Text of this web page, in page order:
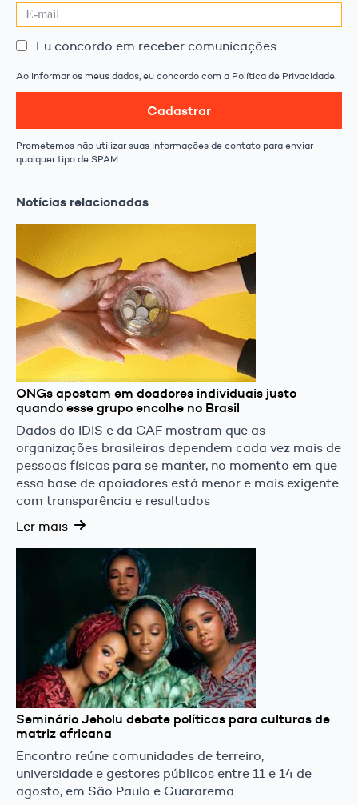
Eu concordo em receber comunicações.
Ao informar os meus dados, eu concordo com a Política de Privacidade.
Cadastrar
Prometemos não utilizar suas informações de contato para enviar
qualquer tipo de SPAM.
Notícias relacionadas
ONGs apostam em doadores individuais justo
quando esse grupo encolhe no Brasil
Dados do IDIS e da CAF mostram que as
organizações brasileiras dependem cada vez mais de
pessoas físicas para se manter, no momento em que
essa base de apoiadores está menor e mais exigente
com transparência e resultados
Ler mais
Seminário Jeholu debate políticas para culturas de
matriz africana
Encontro reúne comunidades de terreiro,
universidade e gestores públicos entre 11 e 14 de
agosto, em São Paulo e Guararema